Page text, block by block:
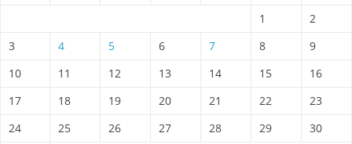
1
2
3
4 5 6 7 8
9
10
11 12 13 14 15
16
17
18 19 20 21 22
23
24
25 26 27 28 29
30